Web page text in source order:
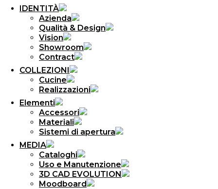
IDENTITÀ
Azienda
Qualità & Design
Vision
Showroom
Contract
COLLEZIONI
Cucine
Realizzazioni
Elementi
Accessori
Materiali
Sistemi di apertura
MEDIA
Cataloghi
Uso e Manutenzione
3D CAD EVOLUTION
Moodboard